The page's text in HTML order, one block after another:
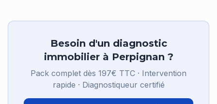
Besoin d'un diagnostic
immobilier à Perpignan ?
Pack complet dès 197€ TTC · Intervention
rapide · Diagnostiqueur certifié